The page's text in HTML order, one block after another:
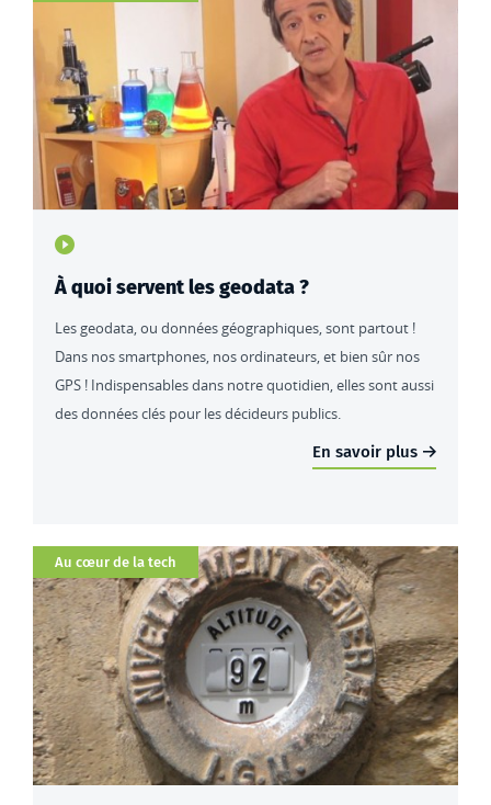
Type de contenu : actualités
À quoi servent les geodata ?
Les geodata, ou données géographiques, sont partout !
Dans nos smartphones, nos ordinateurs, et bien sûr nos
GPS ! Indispensables dans notre quotidien, elles sont aussi
des données clés pour les décideurs publics.
En savoir plus
Catégorie
Au cœur de la tech